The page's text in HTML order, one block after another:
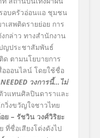
อบครัวอ่อนแอ ชุมชน
เสพติดรายย่อย การ
กล่าว ทางสำนักงาน
ญประชาสัมพันธ์
ด ตามนโยบายการ
ออนไลน์ โดยใช้ชื่อ
วงการนี้…ไม่
วแทนศิลปินดาราและ
วิ่งขวัญใจชาวไทย
ย – รัชวิน วงศ์วิริยะ
ชื่อเสียงโด่งดังไป